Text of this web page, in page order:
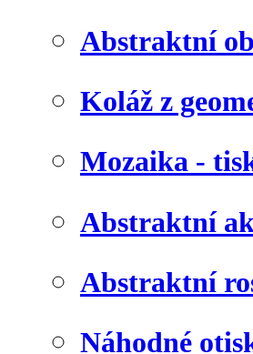
Abstraktní
Koláž z
Mozaika -
Abstraktní
Abstraktní
Náhodné